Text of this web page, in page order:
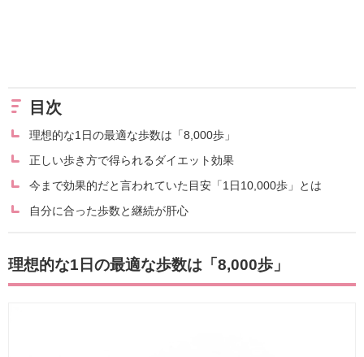
目次
理想的な1日の最適な歩数は「8,000歩」
正しい歩き方で得られるダイエット効果
今まで効果的だと言われていた目安「1日10,000歩」とは
自分に合った歩数と継続が肝心
理想的な1日の最適な歩数は「8,000歩」